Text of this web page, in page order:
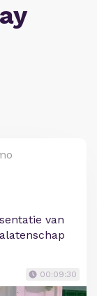
van
00:09:30